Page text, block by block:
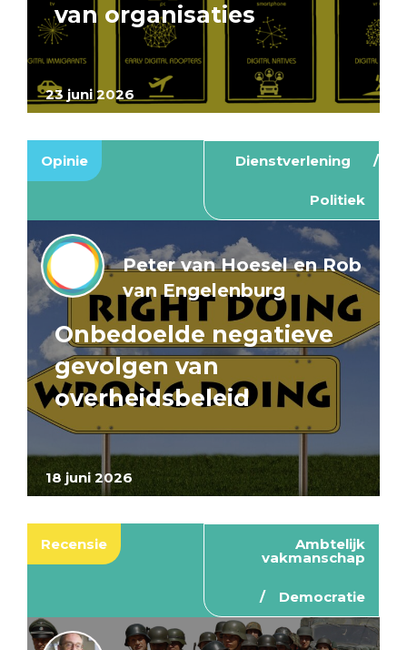
23 juni 2026
van organisaties
Opinie Dienstverlening
Politiek
18 juni 2026
Peter van Hoesel en Rob
van Engelenburg
Onbedoelde negatieve
gevolgen van
overheidsbeleid
Recensie Ambtelijk
vakmanschap
Democratie